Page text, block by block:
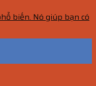
biến. Nó giúp bạn có